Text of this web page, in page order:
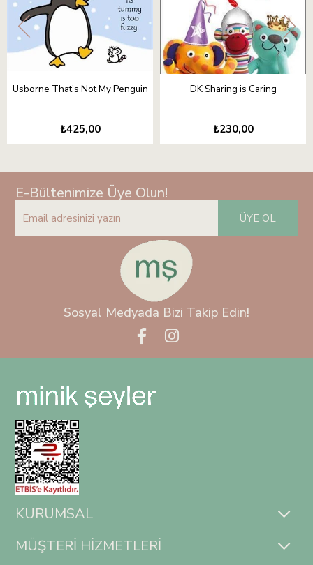
Usborne That's Not My Penguin
₺425,00
DK Sharing is Caring
₺230,00
E-Bültenimize Üye Olun!
ÜYE OL
Sosyal Medyada Bizi Takip Edin!
KURUMSAL
MÜŞTERİ HİZMETLERİ